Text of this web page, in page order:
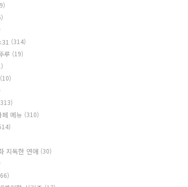
31 (314)
루 (19)
(10)
페 메뉴 (310)
지독한 연애 (30)